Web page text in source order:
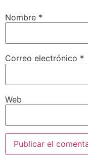
Nombre *
Correo electrónico *
Web